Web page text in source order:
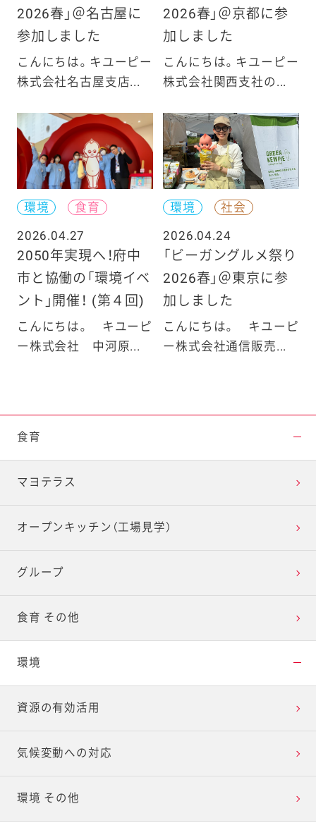
2026春」＠名古屋に
参加しました
こんにちは。キユーピー
株式会社名古屋支店...
2026春」＠京都に参
加しました
こんにちは。キユーピー
株式会社関西支社の...
環境
食育
2026.04.27
2050年実現へ！府中
市と協働の「環境イベ
ント」開催！ (第４回)
こんにちは。 キユーピ
ー株式会社 中河原...
環境
社会
2026.04.24
「ビーガングルメ祭り
2026春」＠東京に参
加しました
こんにちは。 キユーピ
ー株式会社通信販売...
食育
マヨテラス
オープンキッチン（工場見学）
グループ
食育 その他
環境
資源の有効活用
気候変動への対応
環境 その他